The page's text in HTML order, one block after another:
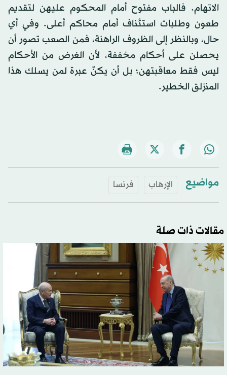
الاتهام. فالباب مفتوح أمام المحكوم عليهن لتقديم
طعون وطلبات استئناف أمام محاكم أعلى. وفي أي
حال، وبالنظر إلى الظروف الراهنة، فمن الصعب تصور أن
يحصلن على أحكام مخففة، لأن الغرض من الأحكام
ليس فقط معاقبتهن؛ بل أن يكنّ عبرة لمن يسلك هذا
المنزلق الخطير.
مواضيع الإرهاب فرنسا
مقالات ذات صلة